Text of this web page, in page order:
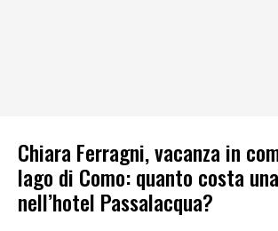
Chiara Ferragni, vacanza in
lago di Como: quanto costa
nell’hotel Passalacqua?